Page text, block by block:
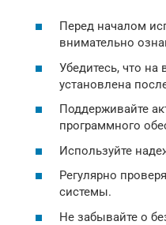
Перед началом
внимательно
Убедитесь, что
установлена
Поддерживайте
программного
Используйте
Регулярно
системы.
Не забывайте о